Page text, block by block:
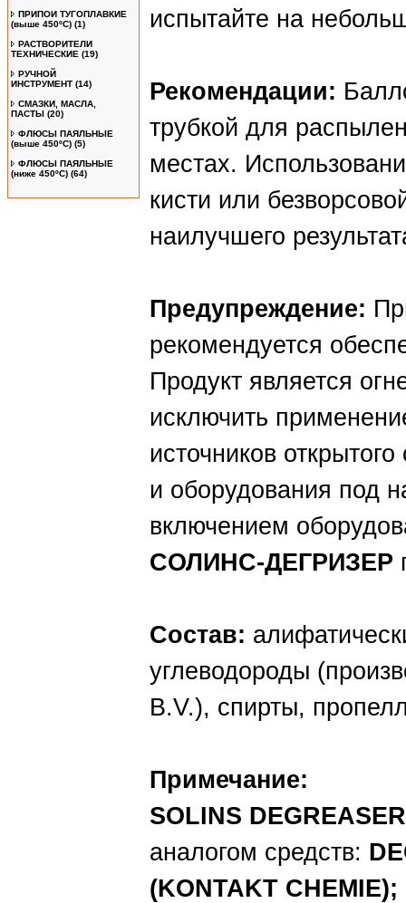
ПРИПОИ ТУГОПЛАВКИЕ
(выше 450ºС) (1)
РАСТВОРИТЕЛИ
ТЕХНИЧЕСКИЕ (19)
РУЧНОЙ
ИНСТРУМЕНТ (14)
СМАЗКИ, МАСЛА,
ПАСТЫ (20)
ФЛЮСЫ ПАЯЛЬНЫЕ
(выше 450ºC) (5)
ФЛЮСЫ ПАЯЛЬНЫЕ
(ниже 450ºC) (64)
испытайте на
Рекомендации:
трубкой для
местах.
кисти или
наилучшего
Предупреждение:
рекомендуется
Продукт является
исключить
источников
и оборудования под
включением
CОЛИНС-ДЕГРИЗЕР
Состав:
углеводороды
B.V.), спирты,
Примечание:
SOLINS DEGREASER
аналогом средств:
(KONTAKT